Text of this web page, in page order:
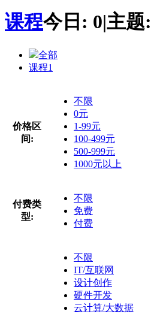
课程今日: 0|主题:
全部
课程1
价格区
间:
不限
0元
1-99元
100-499元
500-999元
1000元以上
付费类
型:
不限
免费
付费
不限
IT/互联网
设计创作
硬件开发
云计算/大数据